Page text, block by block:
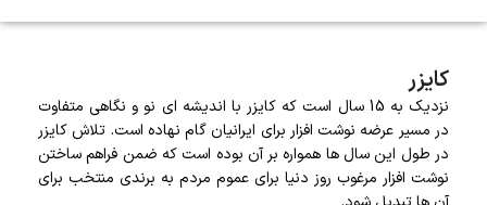
کایزر
نزدیک به 15 سال است که کایزر با اندیشه ای نو و نگاهی متفاوت
در مسیر عرضه نوشت افزار برای ایرانیان گام نهاده است. تلاش کایزر
در طول این سال ها همواره بر آن بوده است که ضمن فراهم ساختن
نوشت افزار مرغوب روز دنیا برای عموم مردم به برندی منتخب برای